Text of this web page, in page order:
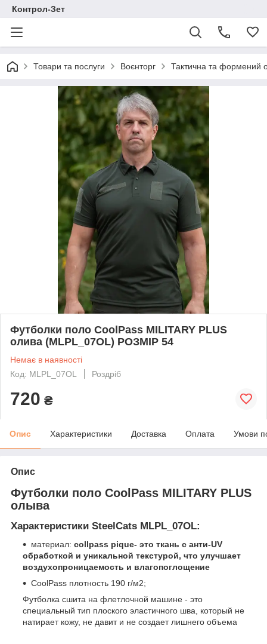
Контрол-Зет
Товари та послуги Воєнторг Тактична та формений
Футболки поло CoolPass MILITARY PLUS
олива (MLPL_07OL) РОЗМІР 54
Немає в наявності
Код: MLPL_07OL
Роздріб
720 ₴
Опис Характеристики Доставка Оплата Умови
Опис
Футболки поло CoolPass MILITARY PLUS
олыва
Характеристики SteelCats MLPL_07OL:
материал: collpass pique- это ткань с анти-UV
обработкой и уникальной текстурой, что улучшает
воздухопроницаемость и влагопоглощение
CoolPass плотность 190 г/м2;
Футболка сшита на флетлочной машине - это
специальный тип плоского эластичного шва, который не
натирает кожу, не давит и не создает лишнего объема